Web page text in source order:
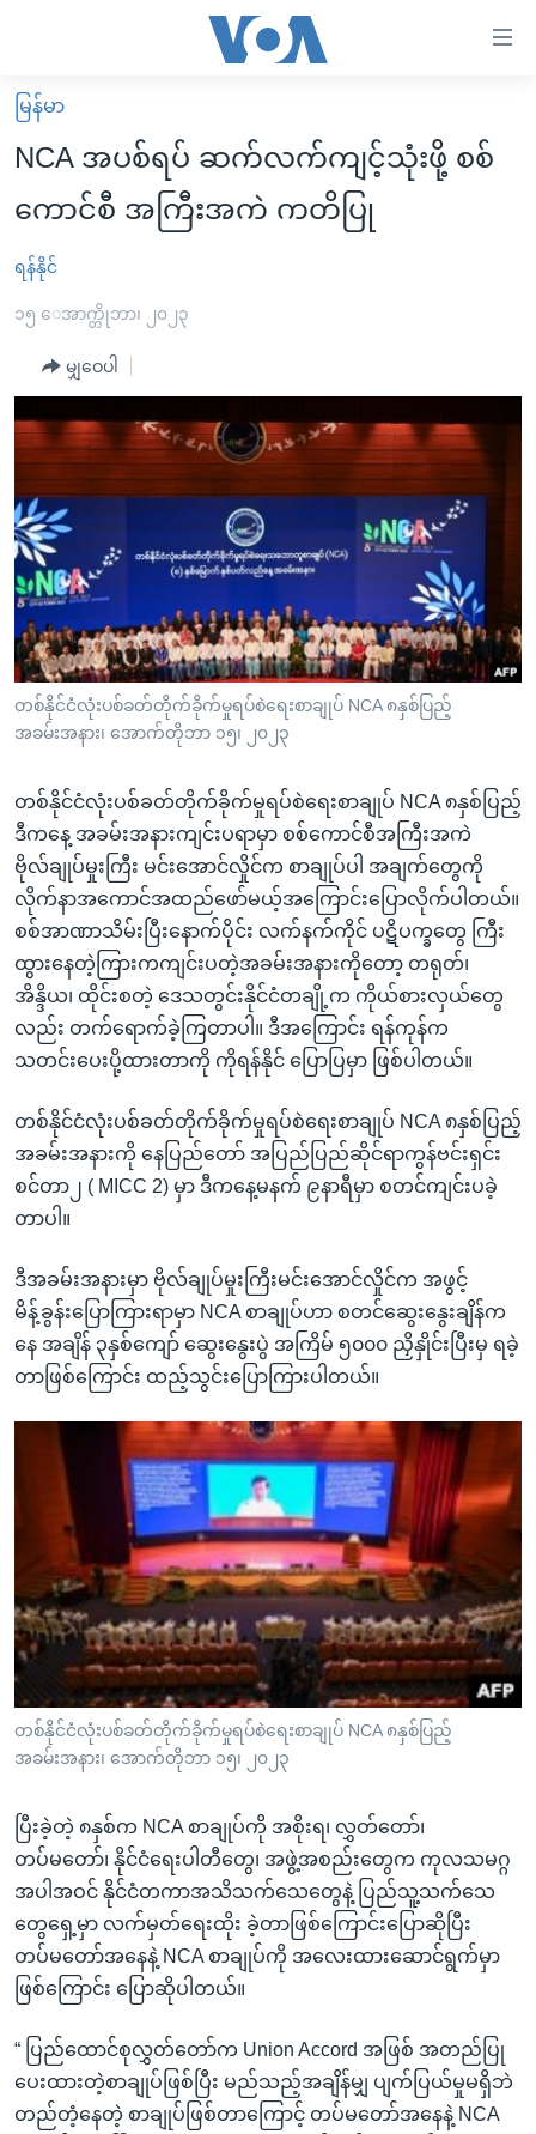
လွယ်ကူ
စေ
များ
ပင်မ
ကြည့်
ရန်
ပင်မ
အ
ညွန်း
စာမျက်နှာ
သို့
ကျော်
ကြည့်
ရန်
ရန်
နေရာ
သို့
ကျော်
ရန်
မူလစာမျက်နှာ
မြန်မာ
ကမ္ဘာ့သတင်းများ
နိုင်ငံတကာ
အစ္စရေး-ပါလက်စတိုင်း
ဗွီဒီယို
အင်္ဂလိပ်စာလေ့လာမယ်
အမေရိကန်သုံးအီဒီယံ
ရုပ်ရှင်ထဲက အင်္ဂလိပ်စာ
သုတပဒေသာ အင်္ဂလိပ်စာ
အပတ်စဉ်ကဏ္ဍများ
တီဗွီ
ရေဒီယိုနှင့်ရုပ်သံ အချက်အလက်များ
ရေဒီယို/တီဗွီအစီအစဉ်
Learning English
ဗွီအိုအေ လူမှုကွန်ယက်များ
မြန်မာ
NCA အပစ်ရပ် ဆက်လက်ကျင့်သုံးဖို့ စစ်
ကောင်စီ အကြီးအကဲ ကတိပြု
ရန်နိုင်
၁၅ ေအာက္တိုဘာ၊ ၂၀၂၃
မျှဝေပါ
တစ်နိုင်ငံလုံးပစ်ခတ်တိုက်ခိုက်မှုရပ်စဲရေးစာချုပ် NCA ၈နှစ်ပြည့်
အခမ်းအနား၊ အောက်တိုဘာ ၁၅၊ ၂၀၂၃
တစ်နိုင်ငံလုံးပစ်ခတ်တိုက်ခိုက်မှုရပ်စဲရေးစာချုပ် NCA ၈နှစ်ပြည့်
ဒီကနေ့ အခမ်းအနားကျင်းပရာမှာ စစ်ကောင်စီအကြီးအကဲ
ဗိုလ်ချုပ်မှုးကြီး မင်းအောင်လှိုင်က စာချုပ်ပါ အချက်တွေကို
လိုက်နာအကောင်အထည်ဖော်မယ့်အကြောင်းပြောလိုက်ပါတယ်။
စစ်အာဏာသိမ်းပြီးနောက်ပိုင်း လက်နက်ကိုင် ပဋိပက္ခတွေ ကြီး
ထွားနေတဲ့ကြားကကျင်းပတဲ့အခမ်းအနားကိုတော့ တရုတ်၊
အိန္ဒိယ၊ ထိုင်းစတဲ့ ဒေသတွင်းနိုင်ငံတချို့က ကိုယ်စားလှယ်တွေ
လည်း တက်ရောက်ခဲ့ကြတာပါ။ ဒီအကြောင်း ရန်ကုန်က
သတင်းပေးပို့ထားတာကို ကိုရန်နိုင် ပြောပြမှာ ဖြစ်ပါတယ်။
တစ်နိုင်ငံလုံးပစ်ခတ်တိုက်ခိုက်မှုရပ်စဲရေးစာချုပ် NCA ၈နှစ်ပြည့်
အခမ်းအနားကို နေပြည်တော် အပြည်ပြည်ဆိုင်ရာကွန်ဗင်းရှင်း
စင်တာ၂ ( MICC 2) မှာ ဒီကနေ့မနက် ၉နာရီမှာ စတင်ကျင်းပခဲ့
တာပါ။
ဒီအခမ်းအနားမှာ ဗိုလ်ချုပ်မှုးကြီးမင်းအောင်လှိုင်က အဖွင့်
မိန့်ခွန်းပြောကြားရာမှာ NCA စာချုပ်ဟာ စတင်ဆွေးနွေးချိန်က
နေ အချိန် ၃နှစ်ကျော် ဆွေးနွေးပွဲ အကြိမ် ၅၀၀၀ ညှိနှိုင်းပြီးမှ ရခဲ့
တာဖြစ်ကြောင်း ထည့်သွင်းပြောကြားပါတယ်။
တစ်နိုင်ငံလုံးပစ်ခတ်တိုက်ခိုက်မှုရပ်စဲရေးစာချုပ် NCA ၈နှစ်ပြည့်
အခမ်းအနား၊ အောက်တိုဘာ ၁၅၊ ၂၀၂၃
ပြီးခဲ့တဲ့ ၈နှစ်က NCA စာချုပ်ကို အစိုးရ၊ လွှတ်တော်၊
တပ်မတော်၊ နိုင်ငံရေးပါတီတွေ၊ အဖွဲ့အစည်းတွေက ကုလသမဂ္ဂ
အပါအဝင် နိုင်ငံတကာအသိသက်သေတွေနဲ့ ပြည်သူ့သက်သေ
တွေရှေ့မှာ လက်မှတ်ရေးထိုး ခဲ့တာဖြစ်ကြောင်းပြောဆိုပြီး
တပ်မတော်အနေနဲ့ NCA စာချုပ်ကို အလေးထားဆောင်ရွက်မှာ
ဖြစ်ကြောင်း ပြောဆိုပါတယ်။
“ ပြည်ထောင်စုလွှတ်တော်က Union Accord အဖြစ် အတည်ပြု
ပေးထားတဲ့စာချုပ်ဖြစ်ပြီး မည်သည့်အချိန်မျှ ပျက်ပြယ်မှုမရှိဘဲ
တည်တံ့နေတဲ့ စာချုပ်ဖြစ်တာကြောင့် တပ်မတော်အနေနဲ့ NCA